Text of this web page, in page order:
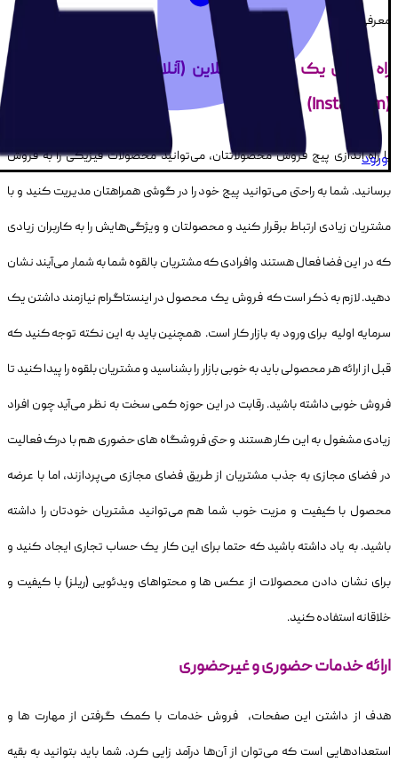
ورود
معرفی کنیم.
راه اندازی یک فروشگاه آنلاین (آنلاین شاپ) در اینستاگرام
(Instagram)
با راه اندازی پیج فروش محصولاتتان، می‌توانید محصولات فیزیکی را به فروش
برسانید. شما به راحتی می‌توانید پیج خود را در گوشی همراهتان مدیریت کنید و با
مشتریان زیادی ارتباط برقرار کنید و محصولتان و ویژگی‌هایش را به کاربران زیادی
که در این فضا فعال هستند وافرادی که مشتریان بالقوه شما به شمار می‌آیند نشان
دهید. لازم به ذکر است که فروش یک محصول در اینستاگرام نیازمند داشتن یک
سرمایه اولیه برای ورود به بازار کار است. همچنین باید به این نکته توجه کنید که
قبل از ارائه هر محصولی باید به خوبی بازار را بشناسید و مشتریان بلقوه را پیدا کنید تا
فروش خوبی داشته باشید. رقابت در این حوزه کمی سخت به نظر می‌آید چون افراد
زیادی مشغول به این کار هستند و حتی فروشگاه های حضوری هم با درک فعالیت
در فضای مجازی به جذب مشتریان از طریق فضای مجازی می‌پردازند، اما با عرضه
محصول با کیفیت و مزیت خوب شما هم می‌توانید مشتریان خودتان را داشته
باشید. به یاد داشته باشید که حتما برای این کار یک حساب تجاری ایجاد کنید و
برای نشان دادن محصولات از عکس ها و محتواهای ویدئویی (ریلز) با کیفیت و
خلاقانه استفاده کنید.
ارائه خدمات حضوری و غیرحضوری
هدف از داشتن این صفحات، فروش خدمات با کمک گرفتن از مهارت ها و
استعدادهایی است که می‌توان از آن‌ها درآمد زایی کرد. شما باید بتوانید به بقیه